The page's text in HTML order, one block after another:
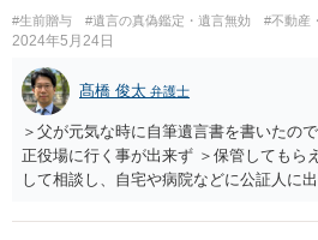
われます。
#生前贈与 #遺言の真偽鑑定・遺言無効 #不動産
2024年5月24日
髙橋 俊太 弁護士
＞父が元気な時に自筆遺言書を書いたの
正役場に行く事が出来ず ＞保管してもら
して相談し、自宅や病院などに公証人に
うことも可能です。 ＞不動産名義を父か